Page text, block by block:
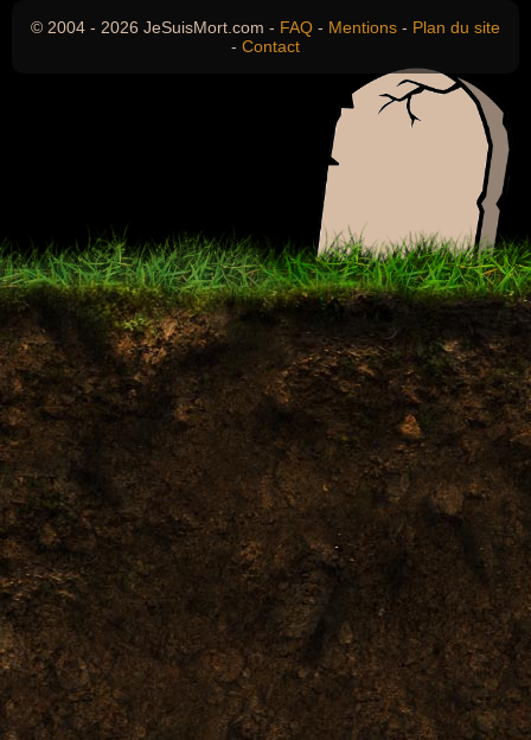
© 2004 - 2026 JeSuisMort.com - FAQ - Mentions - Plan du site
- Contact